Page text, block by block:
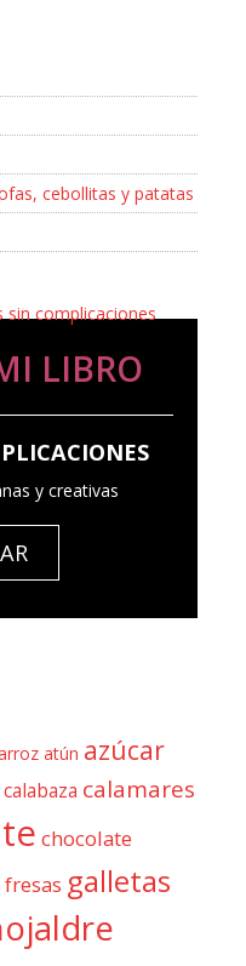
cebollitas y patatas
LIBRO
y creativas
atún azúcar
calabaza calamares
chocolate
fresas galletas